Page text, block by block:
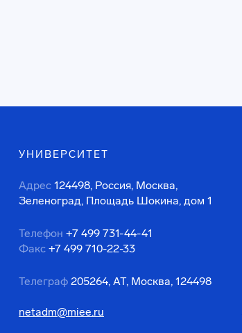
УНИВЕРСИТЕТ
Адрес 124498, Россия, Москва,
Зеленоград, Площадь Шокина, дом 1
Телефон +7 499 731-44-41
Факс +7 499 710-22-33
Телеграф 205264, АТ, Москва, 124498
netadm@miee.ru